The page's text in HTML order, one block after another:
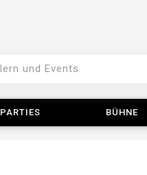
PARTIES BÜHNE